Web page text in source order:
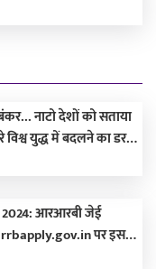
नाटो देशों को सताया
युद्ध में बदलने का डर,
2024: आरआरबी जेई
rrbapply.gov.in पर इस